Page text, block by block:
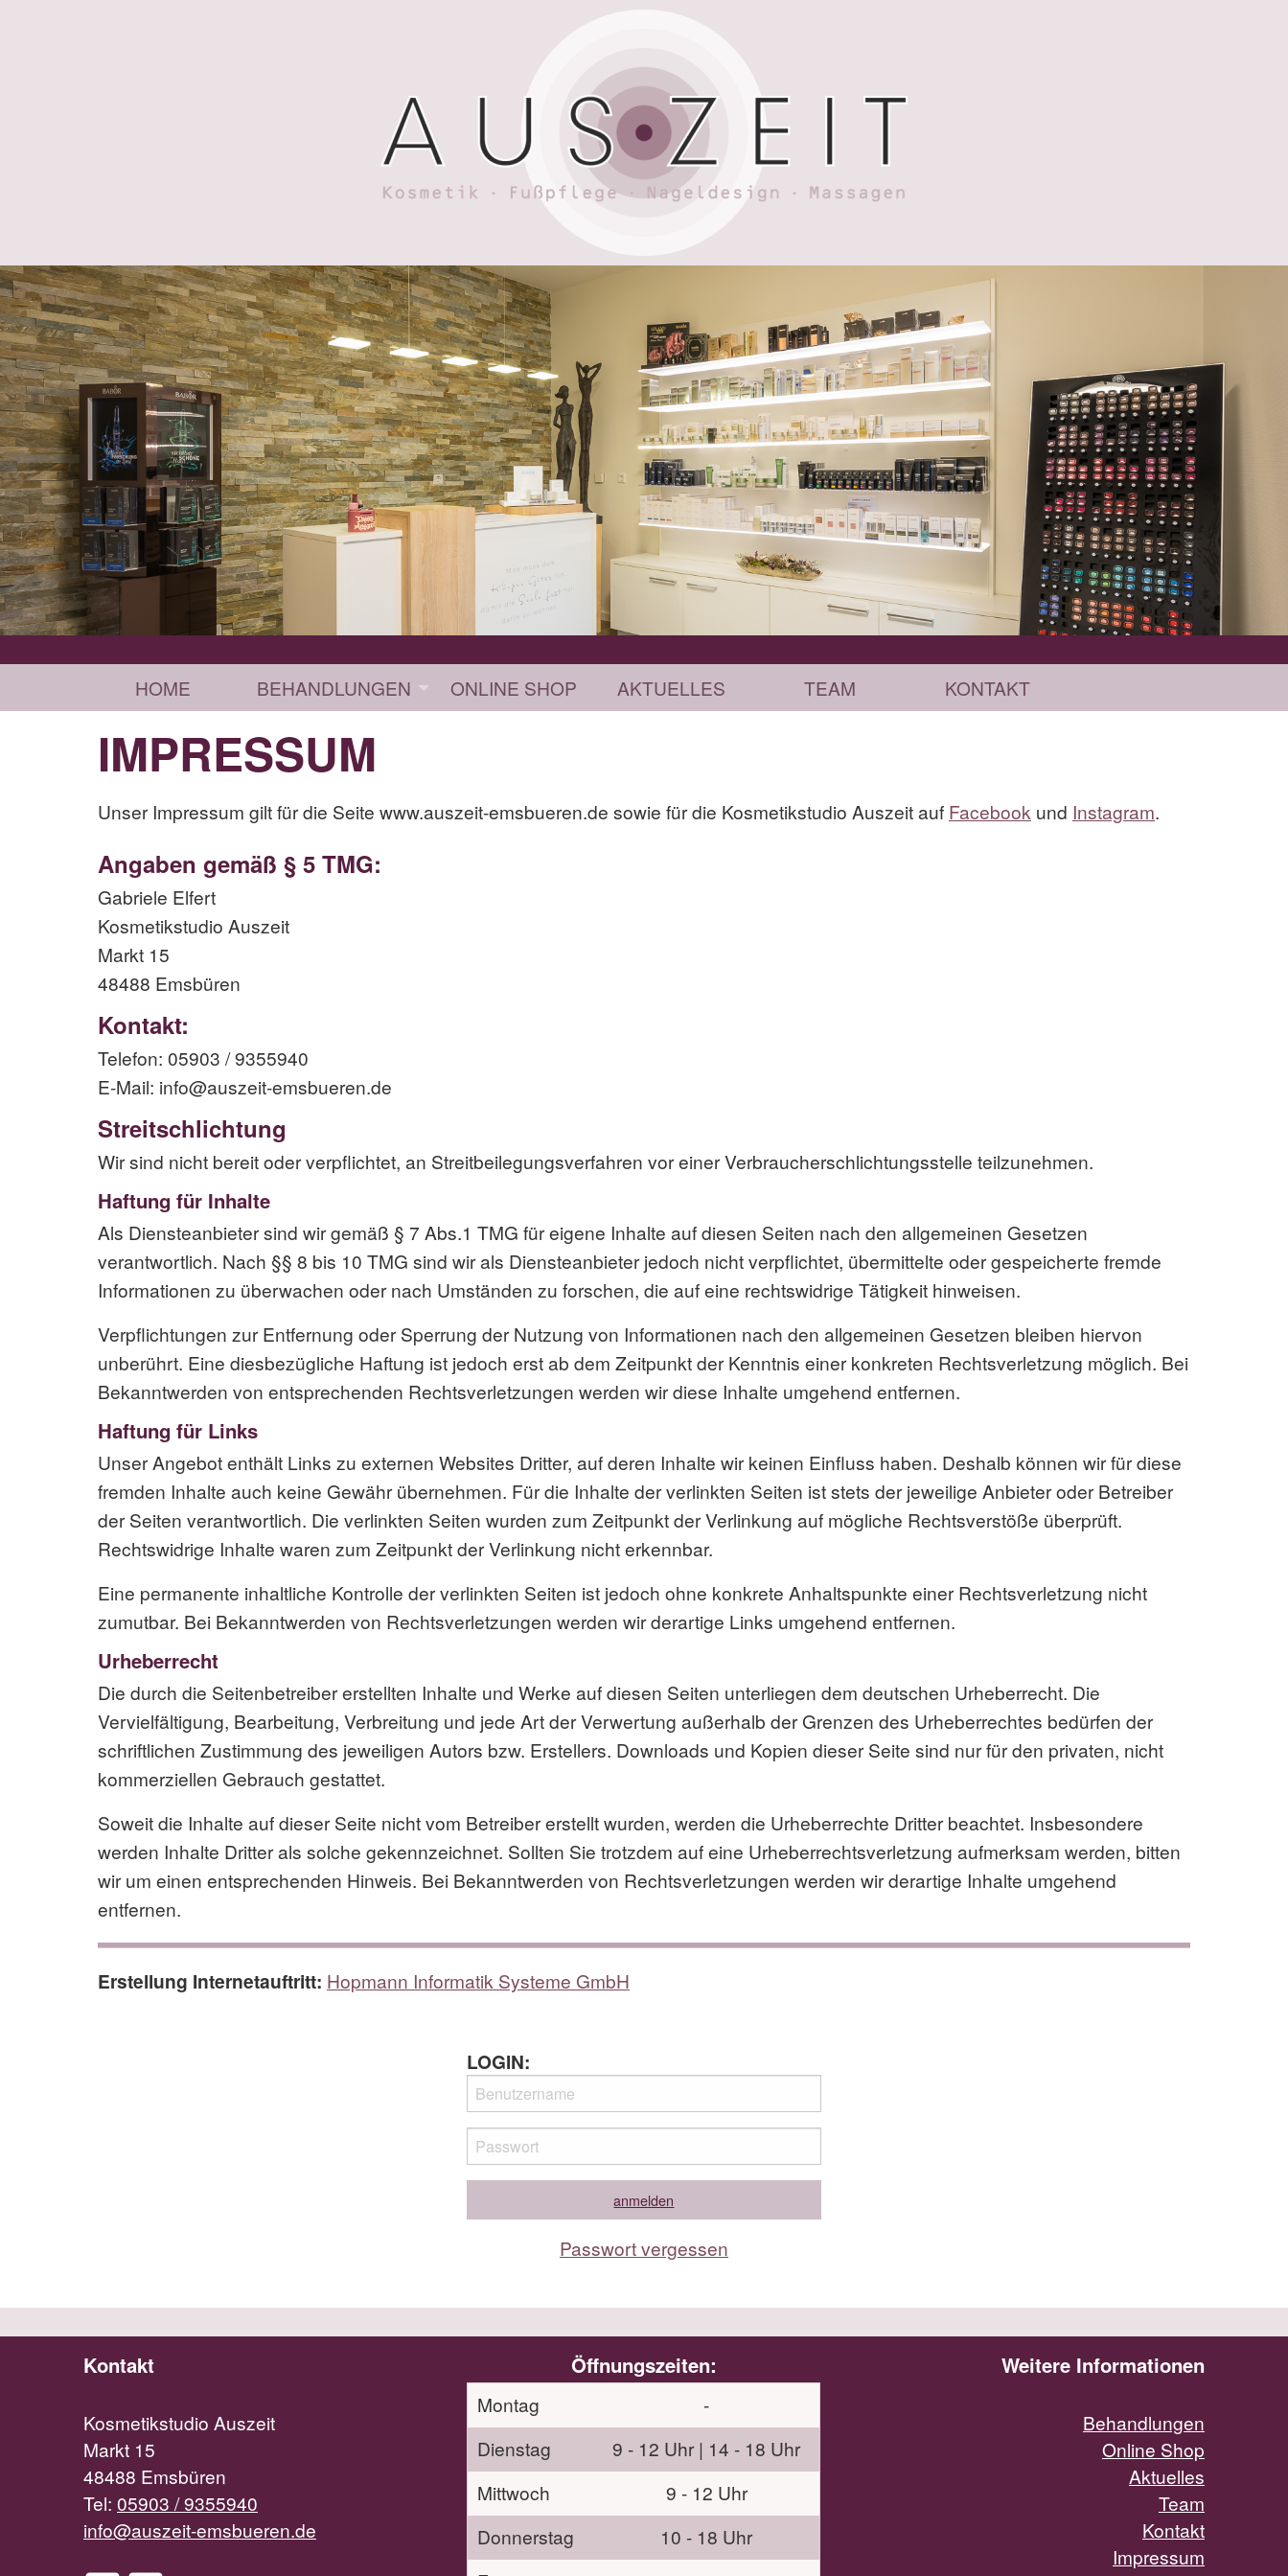
HOME BEHANDLUNGEN ONLINE SHOP AKTUELLES TEAM KONTAKT
IMPRESSUM
Unser Impressum gilt für die Seite www.auszeit-emsbueren.de sowie für die Kosmetikstudio Auszeit auf Facebook und Instagram.
Angaben gemäß § 5 TMG:
Gabriele Elfert
Kosmetikstudio Auszeit
Markt 15
48488 Emsbüren
Kontakt:
Telefon: 05903 / 9355940
E-Mail: info@auszeit-emsbueren.de
Streitschlichtung
Wir sind nicht bereit oder verpflichtet, an Streitbeilegungsverfahren vor einer Verbraucherschlichtungsstelle teilzunehmen.
Haftung für Inhalte
Als Diensteanbieter sind wir gemäß § 7 Abs.1 TMG für eigene Inhalte auf diesen Seiten nach den allgemeinen Gesetzen
verantwortlich. Nach §§ 8 bis 10 TMG sind wir als Diensteanbieter jedoch nicht verpflichtet, übermittelte oder gespeicherte fremde
Informationen zu überwachen oder nach Umständen zu forschen, die auf eine rechtswidrige Tätigkeit hinweisen.
Verpflichtungen zur Entfernung oder Sperrung der Nutzung von Informationen nach den allgemeinen Gesetzen bleiben hiervon
unberührt. Eine diesbezügliche Haftung ist jedoch erst ab dem Zeitpunkt der Kenntnis einer konkreten Rechtsverletzung möglich. Bei
Bekanntwerden von entsprechenden Rechtsverletzungen werden wir diese Inhalte umgehend entfernen.
Haftung für Links
Unser Angebot enthält Links zu externen Websites Dritter, auf deren Inhalte wir keinen Einfluss haben. Deshalb können wir für diese
fremden Inhalte auch keine Gewähr übernehmen. Für die Inhalte der verlinkten Seiten ist stets der jeweilige Anbieter oder Betreiber
der Seiten verantwortlich. Die verlinkten Seiten wurden zum Zeitpunkt der Verlinkung auf mögliche Rechtsverstöße überprüft.
Rechtswidrige Inhalte waren zum Zeitpunkt der Verlinkung nicht erkennbar.
Eine permanente inhaltliche Kontrolle der verlinkten Seiten ist jedoch ohne konkrete Anhaltspunkte einer Rechtsverletzung nicht
zumutbar. Bei Bekanntwerden von Rechtsverletzungen werden wir derartige Links umgehend entfernen.
Urheberrecht
Die durch die Seitenbetreiber erstellten Inhalte und Werke auf diesen Seiten unterliegen dem deutschen Urheberrecht. Die
Vervielfältigung, Bearbeitung, Verbreitung und jede Art der Verwertung außerhalb der Grenzen des Urheberrechtes bedürfen der
schriftlichen Zustimmung des jeweiligen Autors bzw. Erstellers. Downloads und Kopien dieser Seite sind nur für den privaten, nicht
kommerziellen Gebrauch gestattet.
Soweit die Inhalte auf dieser Seite nicht vom Betreiber erstellt wurden, werden die Urheberrechte Dritter beachtet. Insbesondere
werden Inhalte Dritter als solche gekennzeichnet. Sollten Sie trotzdem auf eine Urheberrechtsverletzung aufmerksam werden, bitten
wir um einen entsprechenden Hinweis. Bei Bekanntwerden von Rechtsverletzungen werden wir derartige Inhalte umgehend
entfernen.
Erstellung Internetauftritt: Hopmann Informatik Systeme GmbH
LOGIN:
Passwort vergessen
Kontakt
Kosmetikstudio Auszeit
Markt 15
48488 Emsbüren
Tel: 05903 / 9355940
info@auszeit-emsbueren.de
Öffnungszeiten:
Montag
-
Dienstag
9 - 12 Uhr | 14 - 18 Uhr
Mittwoch
9 - 12 Uhr
Donnerstag
10 - 18 Uhr
Weitere Informationen
Behandlungen
Online Shop
Aktuelles
Team
Kontakt
Impressum